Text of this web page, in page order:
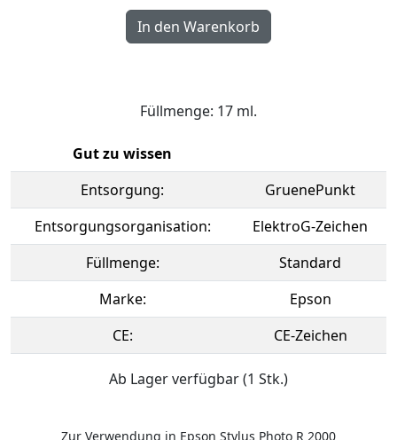
Füllmenge: 17 ml.
Gut zu wissen
Entsorgung:
GruenePunkt
Entsorgungsorganisation:
ElektroG-Zeichen
Füllmenge:
Standard
Marke:
Epson
CE:
CE-Zeichen
Ab Lager verfügbar (1 Stk.)
Zur Verwendung in Epson Stylus Photo R 2000